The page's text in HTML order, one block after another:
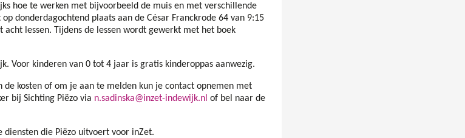
hoe te werken met bijvoorbeeld de muis en met verschillende
donderdagochtend plaats aan de César Franckrode 64 van 9:15
lessen. Tijdens de lessen wordt gewerkt met het boek
Voor kinderen van 0 tot 4 jaar is gratis kinderoppas aanwezig.
kosten of om je aan te melden kun je contact opnemen met
bij Sichting Piëzo via n.sadinska@inzet-indewijk.nl of bel naar de
diensten die Piëzo uitvoert voor inZet.